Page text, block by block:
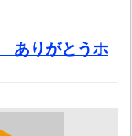
ありがとうホ